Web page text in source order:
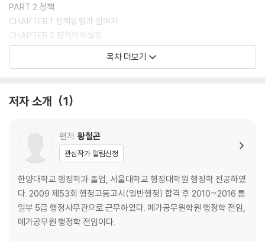
PART 2 정책
CHAPTER 1 정책유형과 참여자
CHAPTER 2 정책의제설정
CHAPTER 3 정책결정
CHAPTER 1 조직 구조
CHAPTER 2 조직과 사람 관리
CHAPTER 3 우리나라 정부조직
PART 4 인사
CHAPTER 1 공무원 분류
CHAPTER 2 공무원 임용
목차 더보기
저자 소개 1
편저 황철곤
관심작가 알림신청
한양대학교 행정학과 졸업, 서울대학교 행정대학원 행정학 전공하였
다. 2009 제53회 행정고등고시(일반행정) 합격 후 2010~2016 통
일부 5급 행정사무관으로 근무하였다. 메가공무원학원 행정학 전임,
메가공무원 행정학 전임이다.